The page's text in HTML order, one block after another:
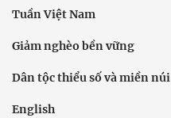
Tuần Việt Nam
Giảm nghèo bền vững
Dân tộc thiểu số và miền núi
English